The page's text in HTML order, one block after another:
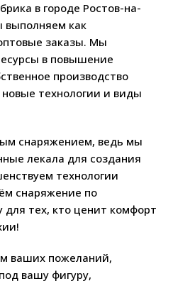
в городе Ростов-на-
выполняем как
заказы. Мы
в повышение
производство
технологии и виды
снаряжением, ведь мы
лекала для создания
технологии
снаряжение по
для тех, кто ценит комфорт
ваших пожеланий,
вашу фигуру,